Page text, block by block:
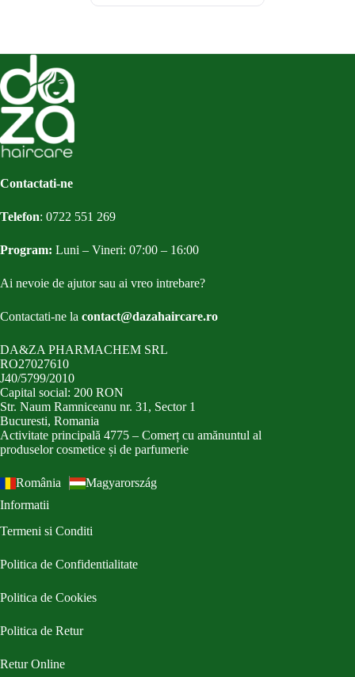
Contactati-ne
Telefon: 0722 551 269
Program: Luni – Vineri: 07:00 – 16:00
Ai nevoie de ajutor sau ai vreo intrebare?
Contactati-ne la contact@dazahaircare.ro
DA&ZA PHARMACHEM SRL
RO27027610
J40/5799/2010
Capital social: 200 RON
Str. Naum Ramniceanu nr. 31, Sector 1
Bucuresti, Romania
Activitate principală 4775 – Comerț cu amănuntul al
produselor cosmetice și de parfumerie
România
Magyarország
Informatii
Termeni si Conditi
Politica de Confidentialitate
Politica de Cookies
Politica de Retur
Retur Online